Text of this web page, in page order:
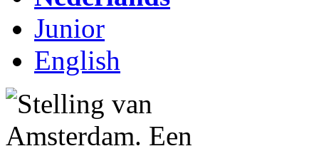
Junior
English